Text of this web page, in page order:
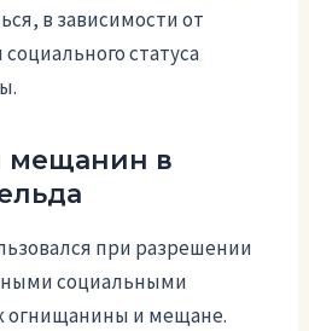
в зависимости от
статуса
мещанин в
при разрешении
социальными
огнищанины и мещане.